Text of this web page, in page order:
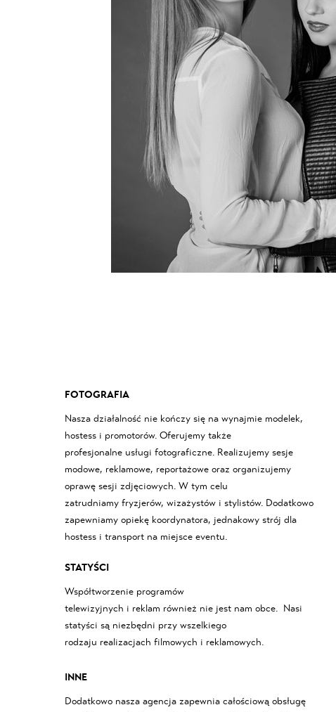
FOTOGRAFIA
Nasza działalność nie kończy się na wynajmie modelek,
hostess i promotorów. Oferujemy także
profesjonalne usługi fotograficzne. Realizujemy sesje
modowe, reklamowe, reportażowe oraz organizujemy
oprawę sesji zdjęciowych. W tym celu
zatrudniamy fryzjerów, wizażystów i stylistów. Dodatkowo
zapewniamy opiekę koordynatora, jednakowy strój dla
hostess i transport na miejsce eventu.
STATYŚCI
Współtworzenie programów
telewizyjnych i reklam również nie jest nam obce. Nasi
statyści są niezbędni przy wszelkiego
rodzaju realizacjach filmowych i reklamowych.
INNE
Dodatkowo nasza agencja zapewnia całościową obsługę